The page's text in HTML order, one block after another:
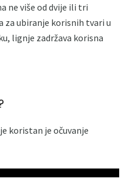
ne više od dvije ili tri
ubiranje korisnih tvari u
lignje zadržava korisna
koristan je očuvanje